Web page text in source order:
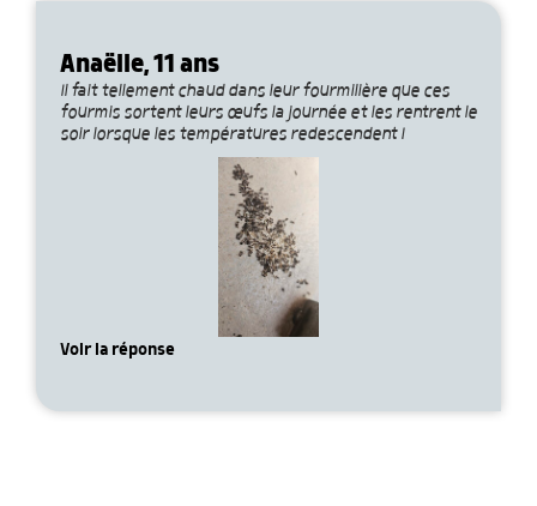
Anaëlle, 11 ans
Il fait tellement chaud dans leur fourmilière que ces
fourmis sortent leurs œufs la journée et les rentrent le
soir lorsque les températures redescendent !
Voir la réponse